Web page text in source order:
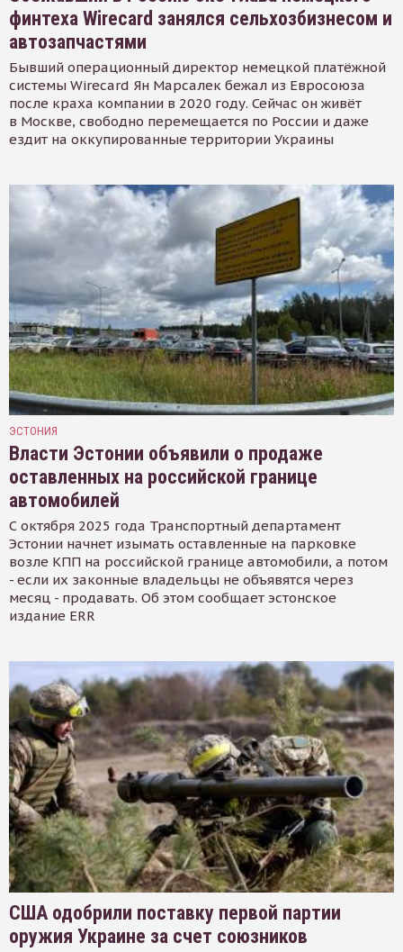
финтеха Wirecard занялся сельхозбизнесом и
автозапчастями
Бывший операционный директор немецкой платёжной
системы Wirecard Ян Марсалек бежал из Евросоюза
после краха компании в 2020 году. Сейчас он живёт
в Москве, свободно перемещается по России и даже
ездит на оккупированные территории Украины
ЭСТОНИЯ
Власти Эстонии объявили о продаже
оставленных на российской границе
автомобилей
С октября 2025 года Транспортный департамент
Эстонии начнет изымать оставленные на парковке
возле КПП на российской границе автомобили, а потом
- если их законные владельцы не объявятся через
месяц - продавать. Об этом сообщает эстонское
издание ERR
США одобрили поставку первой партии
оружия Украине за счет союзников